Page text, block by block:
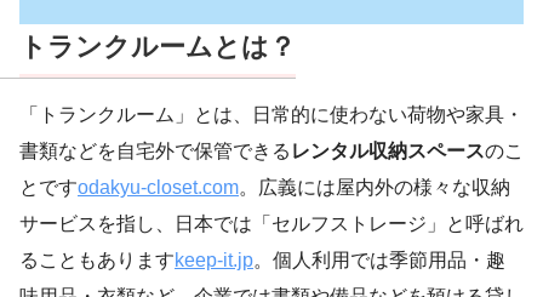
トランクルームとは？
「トランクルーム」とは、日常的に使わない荷物や家具・
書類などを自宅外で保管できる レンタル収納スペースのこ
とですodakyu-closet.com。広義には屋内外の様々な収納
サービスを指し、日本では「セルフストレージ」と呼ばれ
ることもありますkeep-it.jp。個人利用では季節用品・趣